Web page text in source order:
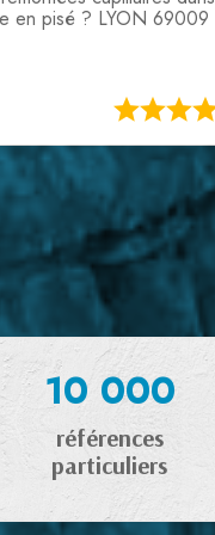
en pisé ? LYON 69009
10 000
références
particuliers